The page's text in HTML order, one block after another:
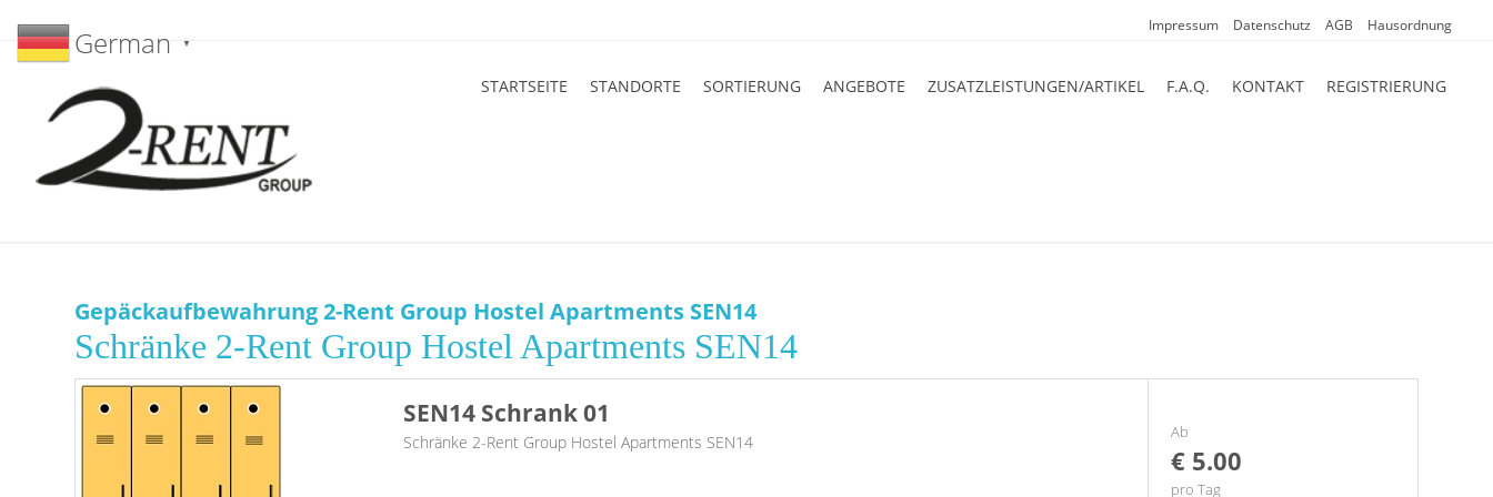
Impressum Datenschutz AGB Hausordnung
STARTSEITE STANDORTE SORTIERUNG ANGEBOTE ZUSATZLEISTUNGEN/ARTIKEL F.A.Q. KONTAKT REGISTRIERUNG
Gepäckaufbewahrung 2-Rent Group Hostel Apartments SEN14
Schränke 2-Rent Group Hostel Apartments SEN14
SEN14 Schrank 01
Schränke 2-Rent Group Hostel Apartments SEN14
Ab
€ 5.00
pro Tag
German ▼